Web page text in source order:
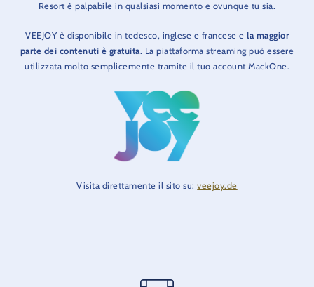
Resort è palpabile in qualsiasi momento e ovunque tu sia.
VEEJOY è disponibile in tedesco, inglese e francese e la maggior
parte dei contenuti è gratuita. La piattaforma streaming può essere
utilizzata molto semplicemente tramite il tuo account MackOne.
Visita direttamente il sito su:veejoy.de